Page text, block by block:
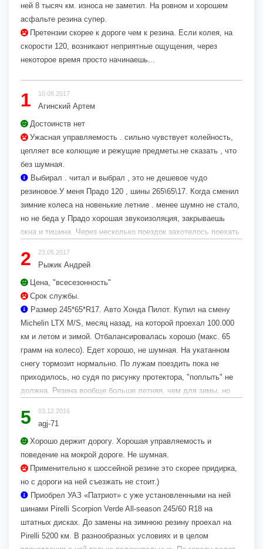
ней 8 тысяч км. износа не заметил. На ровном и хорошем
асфальте резина супер.
Претензии скорее к дороге чем к резина. Если колея, на
скорости 120, возникают неприятные ощущения, через
некоторое время просто начинаешь...
1 10.08.2017
Агинский Артем
Достоинств нет
Ужасная управляемость . сильно чувствует колейность,
цепляет все колющие и режущие предметы.не сказать , что
без шумная.
Выбирал . читал и выбрал , это не дешевое чудо
резиновое.У меня Прадо 120 , шины 265\65\17. Когда сменил
зимние колеса на новенькие летние . менее шумно не стало,
но не беда у Прадо хорошая звукоизоляция, закрываешь
окна и тишина .Через несколько поездок захотелось поехать
плавает по дороге. постоянно...
2 23.05.2017
Рыжик Андрей
Цена, "всесезонность"
Срок службы.
Размер 245*65*R17. Авто Хонда Пилот. Купил на смену
Michelin LTX M/S, месяц назад, на которой проехал 100.000
км и летом и зимой. Отбалансировалась хорошо (макс. 65
грамм на колесо). Едет хорошо, не шумная. На укатанном
снегу тормозит нормально. По лужам поездить пока не
приходилось, но судя по рисунку протектора, "поплыть" не
должна. Резина вообще больше летняя, чем для зимы, но
вполне...
5 03.12.2016
agj-71
Хорошо держит дорогу. Хорошая управляемость и
поведение на мокрой дороге. Не шумная.
Применительно к шоссейной резине это скорее придирка,
но с дороги на ней съезжать не стоит.)
Приобрел УАЗ «Патриот» с уже установленными на ней
шинами Pirelli Scorpion Verde All-season 245/60 R18 на
штатных дисках. До замены на зимнюю резину проехал на
Pirelli 5200 км. В разнообразных условиях и в целом